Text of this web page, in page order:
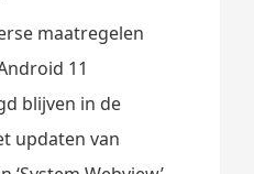
maatregelen
11
blijven in de
updaten van